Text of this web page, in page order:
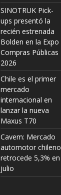
SINOTRUK Pick-
ups presentó la
recién estrenada
Bolden en la Expo
Compras Públicas
2026
Chile es el primer
mercado
internacional en
lanzar la nueva
Maxus T70
Cavem: Mercado
automotor chileno
retrocede 5,3% en
julio